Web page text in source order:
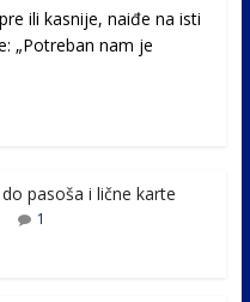
ili kasnije, naiđe na isti
„Potreban nam je
ar pasoša i lične karte
1